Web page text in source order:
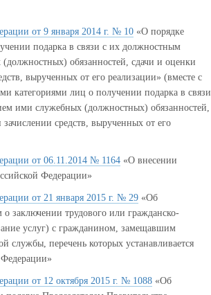
от 9 января 2014 г. № 10 «О порядке
подарка в связи с их должностным
обязанностей, сдачи и оценки
вырученных от его реализации» (вместе с
категориями лиц о получении подарка в связи
ими служебных (должностных) обязанностей,
средств, вырученных от его
от 06.11.2014 № 1164 «О внесении
Федерации»
от 21 января 2015 г. № 29 «Об
заключении трудового или гражданско-
услуг) с гражданином, замещавшим
службы, перечень которых устанавливается
от 12 октября 2015 г. № 1088 «Об